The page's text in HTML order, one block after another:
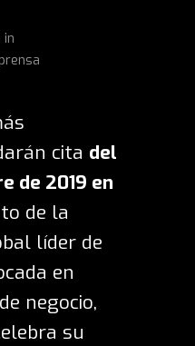
in
cita del
de 2019 en
de la
líder de
en
negocio,
su